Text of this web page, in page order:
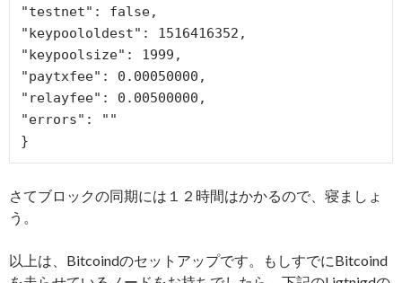
"testnet": false,
"keypoololdest": 1516416352,
"keypoolsize": 1999,
"paytxfee": 0.00050000,
"relayfee": 0.00500000,
"errors": ""
}
さてブロックの同期には１２時間はかかるので、寝ましょ
う。
以上は、Bitcoindのセットアップです。もしすでにBitcoind